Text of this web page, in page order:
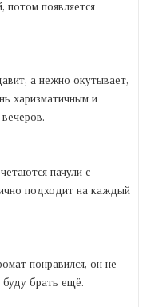
потом появляется
а нежно окутывает,
харизматичным и
пачули с
подходит на каждый
понравился, он не
буду брать ещё.